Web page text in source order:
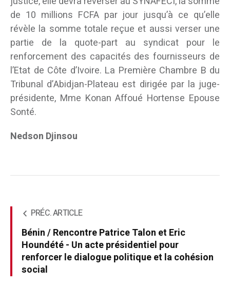
de 10 millions FCFA par jour jusqu’à ce qu’elle
révèle la somme totale reçue et aussi verser une
partie de la quote-part au syndicat pour le
renforcement des capacités des fournisseurs de
l’Etat de Côte d’Ivoire. La Première Chambre B du
Tribunal d’Abidjan-Plateau est dirigée par la juge-
présidente, Mme Konan Affoué Hortense Epouse
Sonté.
Nedson Djinsou
PRÉC. ARTICLE
Bénin / Rencontre Patrice Talon et Eric
Houndété - Un acte présidentiel pour
renforcer le dialogue politique et la cohésion
social